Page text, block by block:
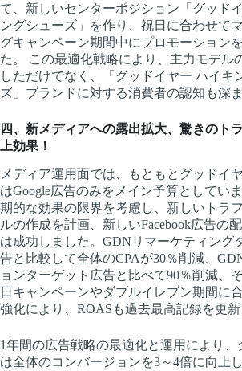
て、新しいセンターポジション「グッド
ングシューズ」を作り、祝日に合わせて
グキャンペーン期間中にプロモーション
た。 この最適化戦略により、主力モデル
しただけでなく、「グッドイヤー ハイキ
ズ」ブランドに対する消費者の認知も深
四、新メディアへの露出拡大、驚きのト
上効果！
メディア運用面では、もともとグッドイ
はGoogle広告のみをメイン予算としてい
期的な効果の限界を考慮し、新しいトラ
ルの作成を計画、新しいFacebook広告の
は成功しました。GDNリマーケティング
告と比較して全体のCPAが30％削減、
ョンターゲット広告と比べて90％削減、
日キャンペーンやダブルイレブン期間に
強化により、ROASも過去最高記録を更新
1年間の広告戦略の最適化と運用により、
は全体のコンバージョンを3～4倍に向上